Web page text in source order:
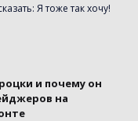
Я тоже так хочу!
и почему он
на